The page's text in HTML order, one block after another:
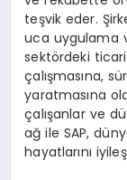
teşvik eder.
uca uygulama
sektördeki
çalışmasına,
yaratmasına
çalışanlar ve
ağ ile SAP,
hayatlarını